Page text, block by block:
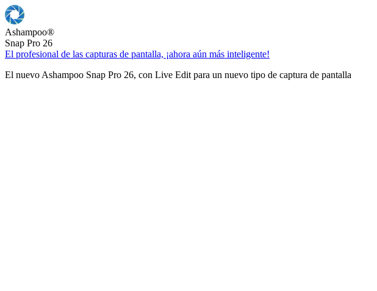
Ashampoo®
Snap Pro 26
El profesional de las capturas de pantalla, ¡ahora aún más inteligente!
El nuevo Ashampoo Snap Pro 26, con Live Edit para un nuevo tipo de captura de pantalla